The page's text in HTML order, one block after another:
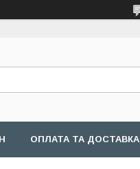
ОПЛАТА ТА ДОСТАВКА